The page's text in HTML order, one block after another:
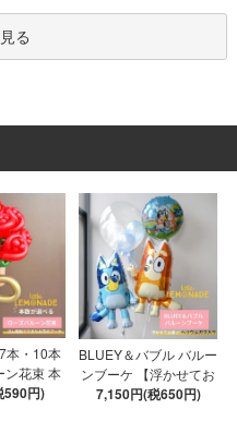
し活
る
本・10本
ン花束 本
膨らませ
590円)
BLUEY＆バブル バルー
ンブーケ 【浮かせてお
届け】 ヘリウムガス入
7,150円(税650円)